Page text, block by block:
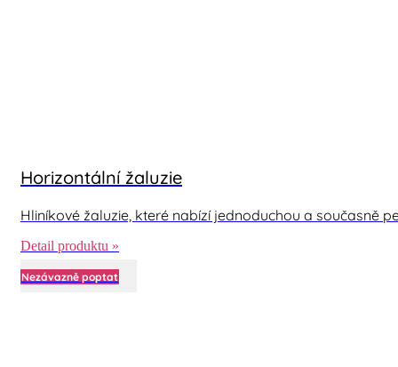
Horizontální žaluzie
Hliníkové žaluzie, které nabízí jednoduchou a současně
Detail produktu »
Nezávazně poptat